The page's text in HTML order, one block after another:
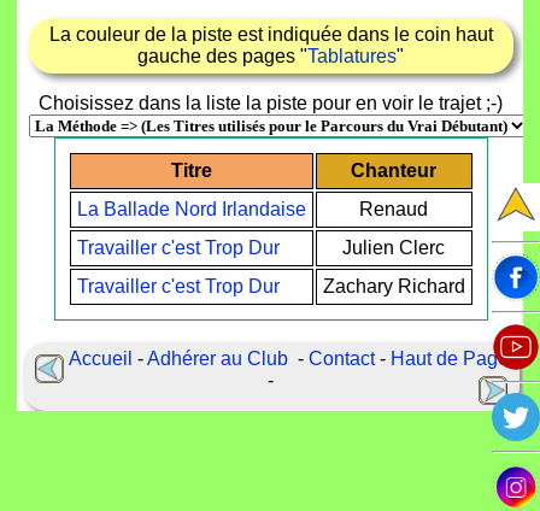
La couleur de la piste est indiquée dans le coin haut
gauche des pages "Tablatures"
Choisissez dans la liste la piste pour en voir le trajet ;-)
Titre
Chanteur
La Ballade Nord Irlandaise
Renaud
Travailler c'est Trop Dur
Julien Clerc
Travailler c'est Trop Dur
Zachary Richard
Accueil -Adhérer au Club- Contact- Haut de Page
-